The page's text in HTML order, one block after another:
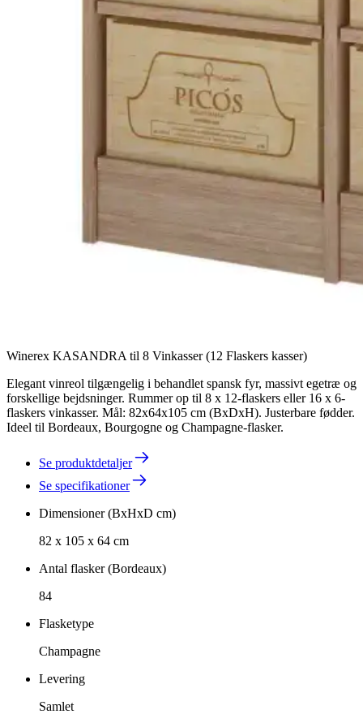
Winerex KASANDRA til 8 Vinkasser (12 Flaskers kasser)
Elegant vinreol tilgængelig i behandlet spansk fyr, massivt egetræ og
forskellige bejdsninger. Rummer op til 8 x 12-flaskers eller 16 x 6-
flaskers vinkasser. Mål: 82x64x105 cm (BxDxH). Justerbare fødder.
Ideel til Bordeaux, Bourgogne og Champagne-flasker.
Se produktdetaljer
Se specifikationer
Dimensioner (BxHxD cm)
82 x 105 x 64 cm
Antal flasker (Bordeaux)
84
Flasketype
Champagne
Levering
Samlet